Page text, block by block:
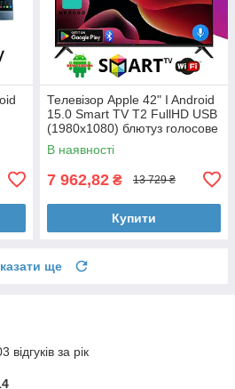
Телевізор Apple 42" I Android
15.0 Smart TV T2 FullHD USB
(1980x1080) блютуз голосове
введення
В наявності
7 962,82 ₴ 13 729 ₴
Купити
ще
за рік